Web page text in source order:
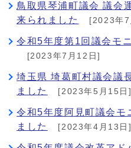
鳥取県琴浦町議会 議会
来られました
[2023年7
令和5年度第1回議会モ
[2023年7月12日]
埼玉県 埼葛町村議会議
ました
[2023年5月15日]
令和5年度阿見町議会モ
ました
[2023年4月13日]